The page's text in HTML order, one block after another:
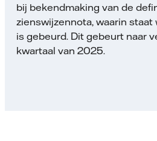
bij bekendmaking van de
zienswijzennota, waarin
is gebeurd. Dit gebeurt naar
kwartaal van 2025.